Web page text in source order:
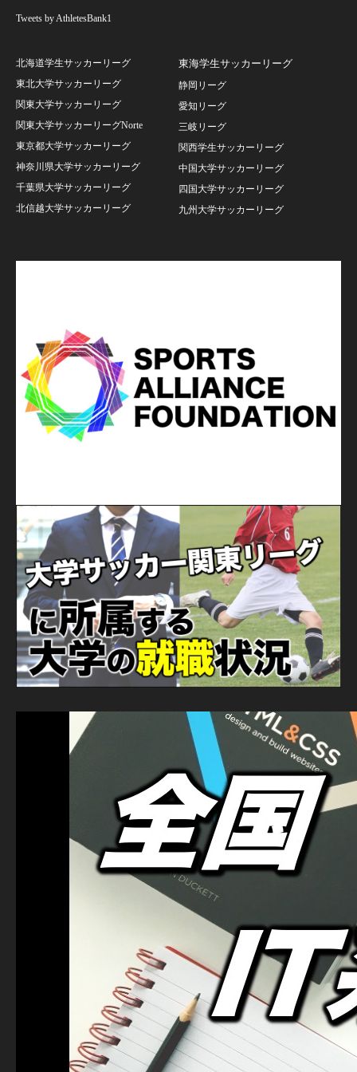
Tweets by AthletesBank1
北海道学生サッカーリーグ
東北大学サッカーリーグ
関東大学サッカーリーグ
関東大学サッカーリーグNorte
東京都大学サッカーリーグ
神奈川県大学サッカーリーグ
千葉県大学サッカーリーグ
北信越大学サッカーリーグ
東海学生サッカーリーグ
静岡リーグ
愛知リーグ
三岐リーグ
関西学生サッカーリーグ
中国大学サッカーリーグ
四国大学サッカーリーグ
九州大学サッカーリーグ